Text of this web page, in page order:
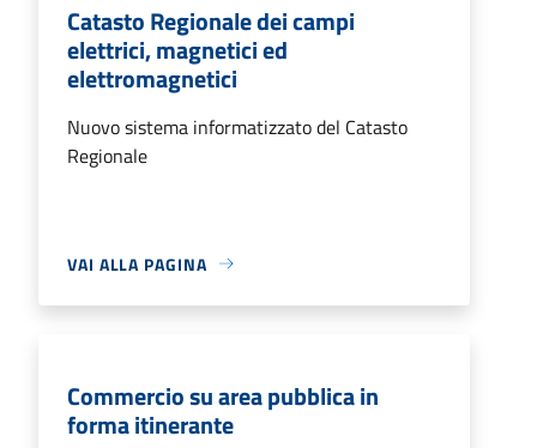
Catasto Regionale dei campi
elettrici, magnetici ed
elettromagnetici
Nuovo sistema informatizzato del Catasto
Regionale
VAI ALLA PAGINA
Commercio su area pubblica in
forma itinerante